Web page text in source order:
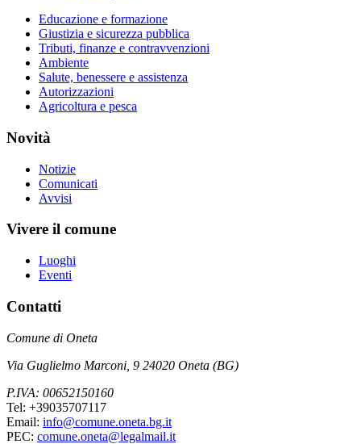
Educazione e formazione
Giustizia e sicurezza pubblica
Tributi, finanze e contravvenzioni
Ambiente
Salute, benessere e assistenza
Autorizzazioni
Agricoltura e pesca
Novità
Notizie
Comunicati
Avvisi
Vivere il comune
Luoghi
Eventi
Contatti
Comune di Oneta
Via Guglielmo Marconi, 9 24020 Oneta (BG)
P.IVA: 00652150160
Tel: +39035707117
Email: info@comune.oneta.bg.it
PEC: comune.oneta@legalmail.it